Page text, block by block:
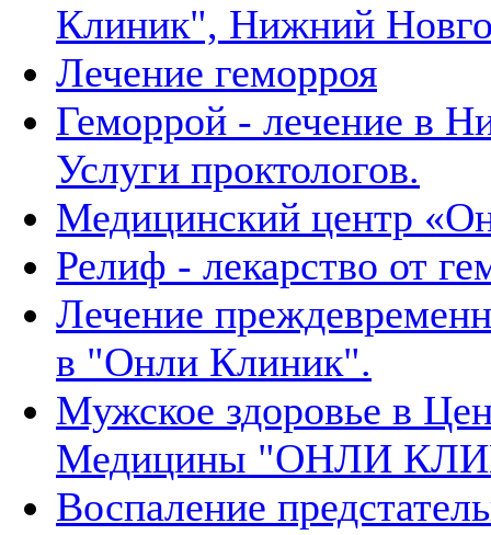
Клиник", Нижний
Лечение геморроя
Геморрой - лечение в
Услуги проктологов.
Медицинский центр
Релиф - лекарство от
Лечение
в "Онли Клиник".
Мужское здоровье в
Медицины "ОНЛИ
Воспаление